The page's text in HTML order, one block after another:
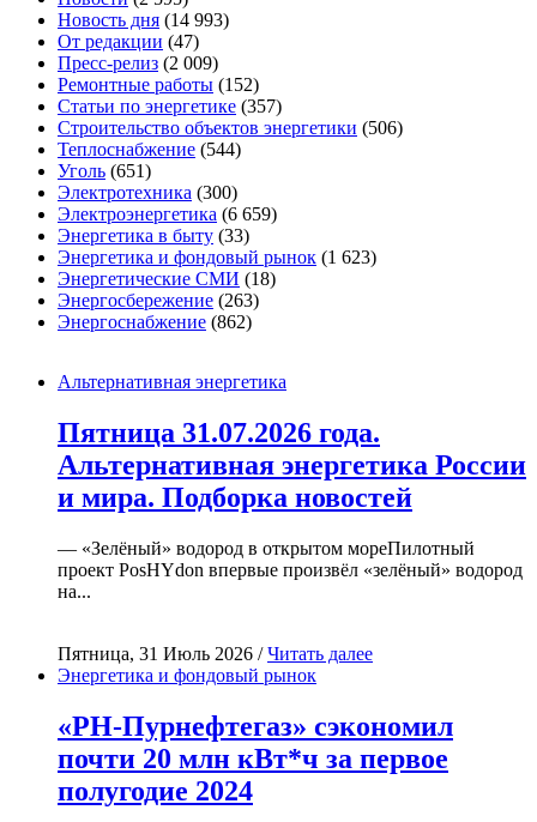
Новость дня (14 993)
От редакции (47)
Пресс-релиз (2 009)
Ремонтные работы (152)
Статьи по энергетике (357)
Строительство объектов энергетики (506)
Теплоснабжение (544)
Уголь (651)
Электротехника (300)
Электроэнергетика (6 659)
Энергетика в быту (33)
Энергетика и фондовый рынок (1 623)
Энергетические СМИ (18)
Энергосбережение (263)
Энергоснабжение (862)
Альтернативная энергетика
Пятница 31.07.2026 года.
Альтернативная энергетика России
и мира. Подборка новостей
— «Зелёный» водород в открытом мореПилотный
проект PosHYdon впервые произвёл «зелёный» водород
на...
Пятница, 31 Июль 2026 /Читать далее
Энергетика и фондовый рынок
«РН-Пурнефтегаз» сэкономил
почти 20 млн кВт*ч за первое
полугодие 2024